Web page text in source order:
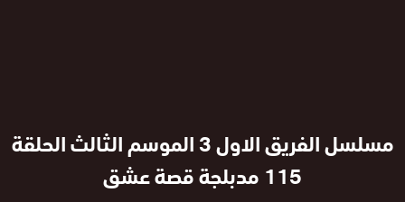
مسلسل الفريق الاول 3 الموسم الثالث الحلقة
115 مدبلجة قصة عشق